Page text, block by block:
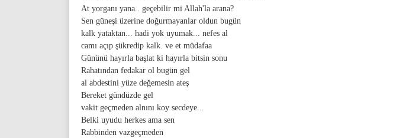
At yorganı yana.. geçebilir mi Allah'la arana?
Sen güneşi üzerine doğurmayanlar oldun bugün
kalk yataktan... hadi yok uyumak... nefes al
camı açıp şükredip kalk. ve et müdafaa
Gününü hayırla başlat ki hayırla bitsin sonu
Rahatından fedakar ol bugün gel
al abdestini yüze değemesin ateş
Bereket gündüzde gel
vakit geçmeden alnını koy secdeye...
Belki uyudu herkes ama sen
Rabbinden vazgeçmeden